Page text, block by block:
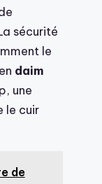
sécurité
le
daim
une
le cuir
de